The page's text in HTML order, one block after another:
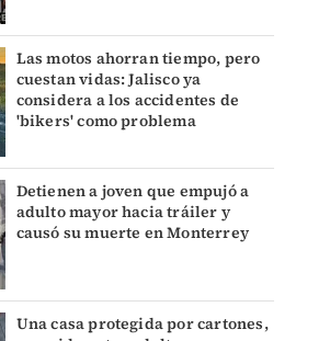
Las motos ahorran tiempo, pero
cuestan vidas: Jalisco ya
considera a los accidentes de
'bikers' como problema
Detienen a joven que empujó a
adulto mayor hacia tráiler y
causó su muerte en Monterrey
Una casa protegida por cartones,